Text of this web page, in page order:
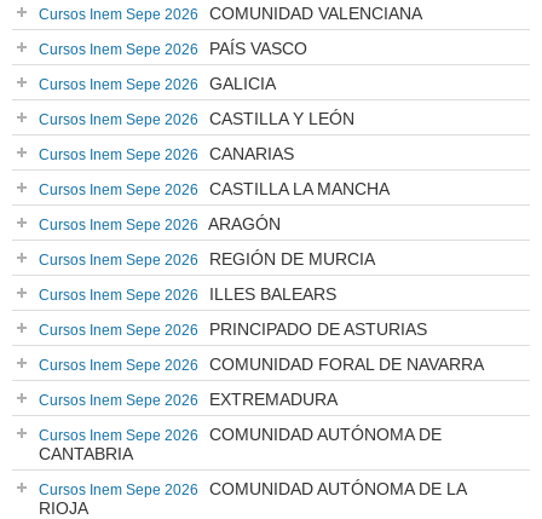
Cursos Inem Sepe 2026 COMUNIDAD VALENCIANA
Cursos Inem Sepe 2026 PAÍS VASCO
Cursos Inem Sepe 2026 GALICIA
Cursos Inem Sepe 2026 CASTILLA Y LEÓN
Cursos Inem Sepe 2026 CANARIAS
Cursos Inem Sepe 2026 CASTILLA LA MANCHA
Cursos Inem Sepe 2026 ARAGÓN
Cursos Inem Sepe 2026 REGIÓN DE MURCIA
Cursos Inem Sepe 2026 ILLES BALEARS
Cursos Inem Sepe 2026 PRINCIPADO DE ASTURIAS
Cursos Inem Sepe 2026 COMUNIDAD FORAL DE NAVARRA
Cursos Inem Sepe 2026 EXTREMADURA
Cursos Inem Sepe 2026
COMUNIDAD AUTÓNOMA DE
CANTABRIA
Cursos Inem Sepe 2026
COMUNIDAD AUTÓNOMA DE LA
RIOJA